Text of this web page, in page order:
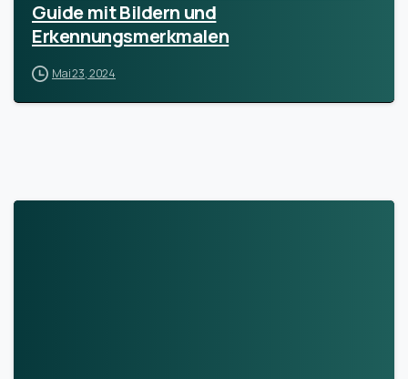
Guide mit Bildern und
Erkennungsmerkmalen
Mai 23, 2024